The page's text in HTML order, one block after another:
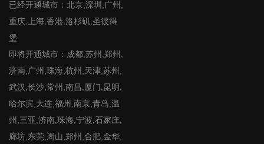
已经开通城市：北京,深圳,广州,
重庆,上海,香港,洛杉矶,圣彼得
堡
即将开通城市：成都,苏州,郑州,
济南,广州,珠海,杭州,天津,苏州,
武汉,长沙,常州,南昌,厦门,昆明,
哈尔滨,大连,福州,南京,青岛,温
州,三亚,济南,珠海,宁波,石家庄,
廊坊,东莞,周山,郑州,合肥,金华,